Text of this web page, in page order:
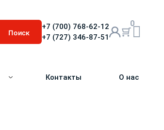
Поиск
+7 (700) 768-62-12
+7 (727) 346-87-51
0
Контакты О нас